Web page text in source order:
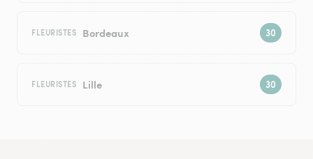
FLEURISTES Bordeaux
FLEURISTES Lille